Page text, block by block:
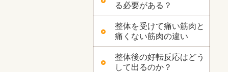
る必要がある？
整体を受けて痛い筋肉と
痛くない筋肉の違い
整体後の好転反応はどう
して出るのか？